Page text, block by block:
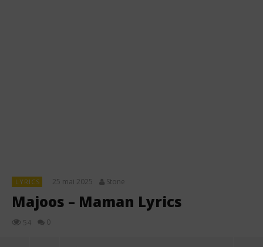
LYRICS 25 mai 2025 Stone
Majoos – Maman Lyrics
54 0